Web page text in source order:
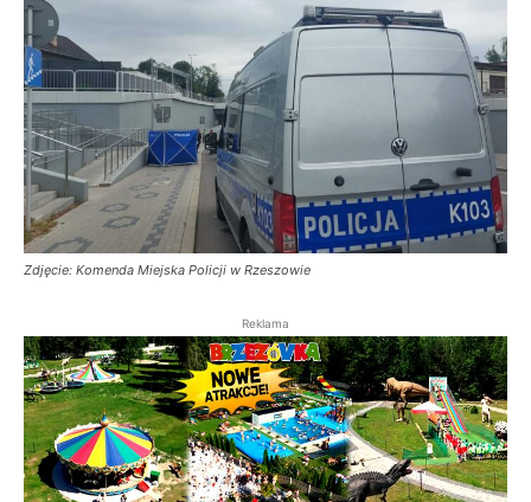
Zdjęcie: Komenda Miejska Policji w Rzeszowie
Reklama